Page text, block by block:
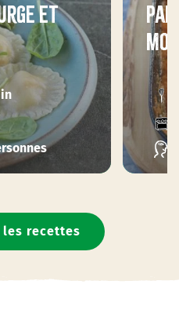
et
recettes